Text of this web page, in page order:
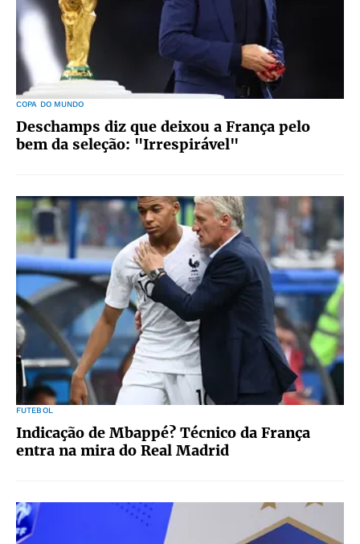
COPA DO MUNDO
Deschamps diz que deixou a França pelo
bem da seleção: "Irrespirável"
FUTEBOL
Indicação de Mbappé? Técnico da França
entra na mira do Real Madrid